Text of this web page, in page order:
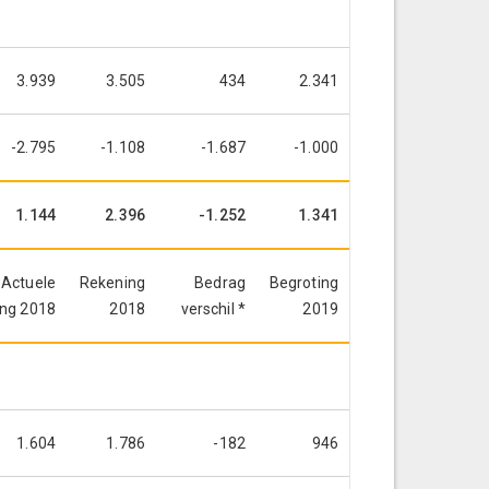
3.939 3.505 434 2.341
-2.795 -1.108 -1.687 -1.000
1.144 2.396 -1.252 1.341
Actuele
2018
Rekening
2018
Bedrag
verschil *
Begroting
2019
1.604 1.786 -182 946